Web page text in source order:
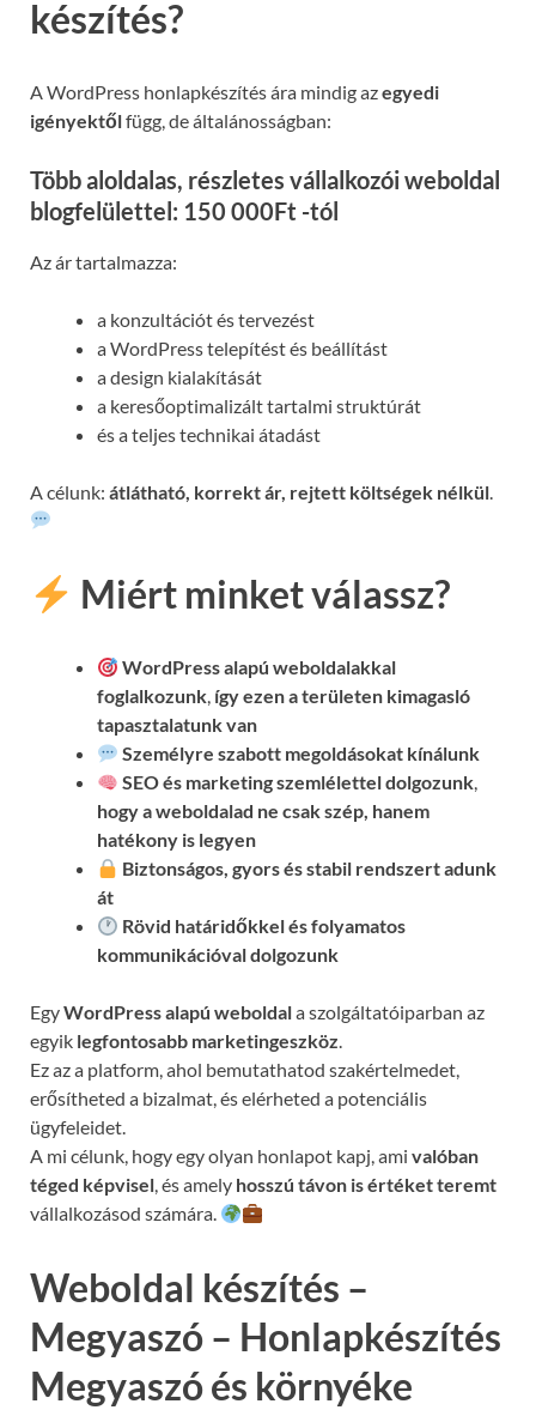
készítés?
A WordPress honlapkészítés ára mindig azegyedi
igényektőlfügg, de általánosságban:
Több aloldalas, részletes vállalkozói weboldal
blogfelülettel: 150 000Ft -tól
Az ár tartalmazza:
a konzultációt és tervezést
a WordPress telepítést és beállítást
a design kialakítását
a keresőoptimalizált tartalmi struktúrát
és a teljes technikai átadást
A célunk: átlátható, korrekt ár, rejtett költségek nélkül
Miért minket válassz?
WordPress alapú weboldalakkal
foglalkozunk, így ezen a területen kimagasló
tapasztalatunk van
Személyre szabott megoldásokat kínálunk
SEO és marketing szemlélettel dolgozunk,
hogy a weboldalad ne csak szép, hanem
hatékony is legyen
Biztonságos, gyors és stabil rendszert adunk
át
Rövid határidőkkel és folyamatos
kommunikációvaldolgozunk
EgyWordPress alapú weboldala szolgáltatóiparban az
egyik legfontosabb marketingeszköz.
Ez az a platform, ahol bemutathatod szakértelmedet,
erősítheted a bizalmat, és elérheted a potenciális
ügyfeleidet.
A mi célunk, hogy egy olyan honlapot kapj, ami valóban
téged képvisel, és amely hosszú távon is értéket teremt
vállalkozásod számára.
Weboldal készítés –
Megyaszó – Honlapkészítés
Megyaszó és környéke